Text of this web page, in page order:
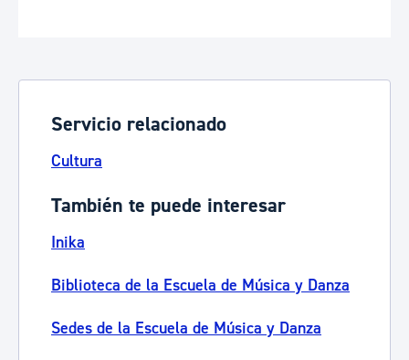
Servicio relacionado
Cultura
También te puede interesar
Inika
Biblioteca de la Escuela de Música y Danza
Sedes de la Escuela de Música y Danza